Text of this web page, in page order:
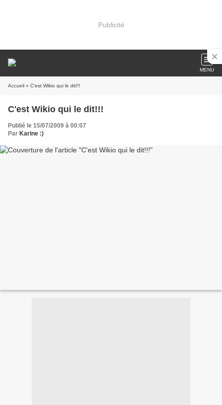
Publicité
MENU
Accueil » C'est Wikio qui le dit!!!
C'est Wikio qui le dit!!!
Publié le 15/07/2009 à 00:07
Par Karine :)